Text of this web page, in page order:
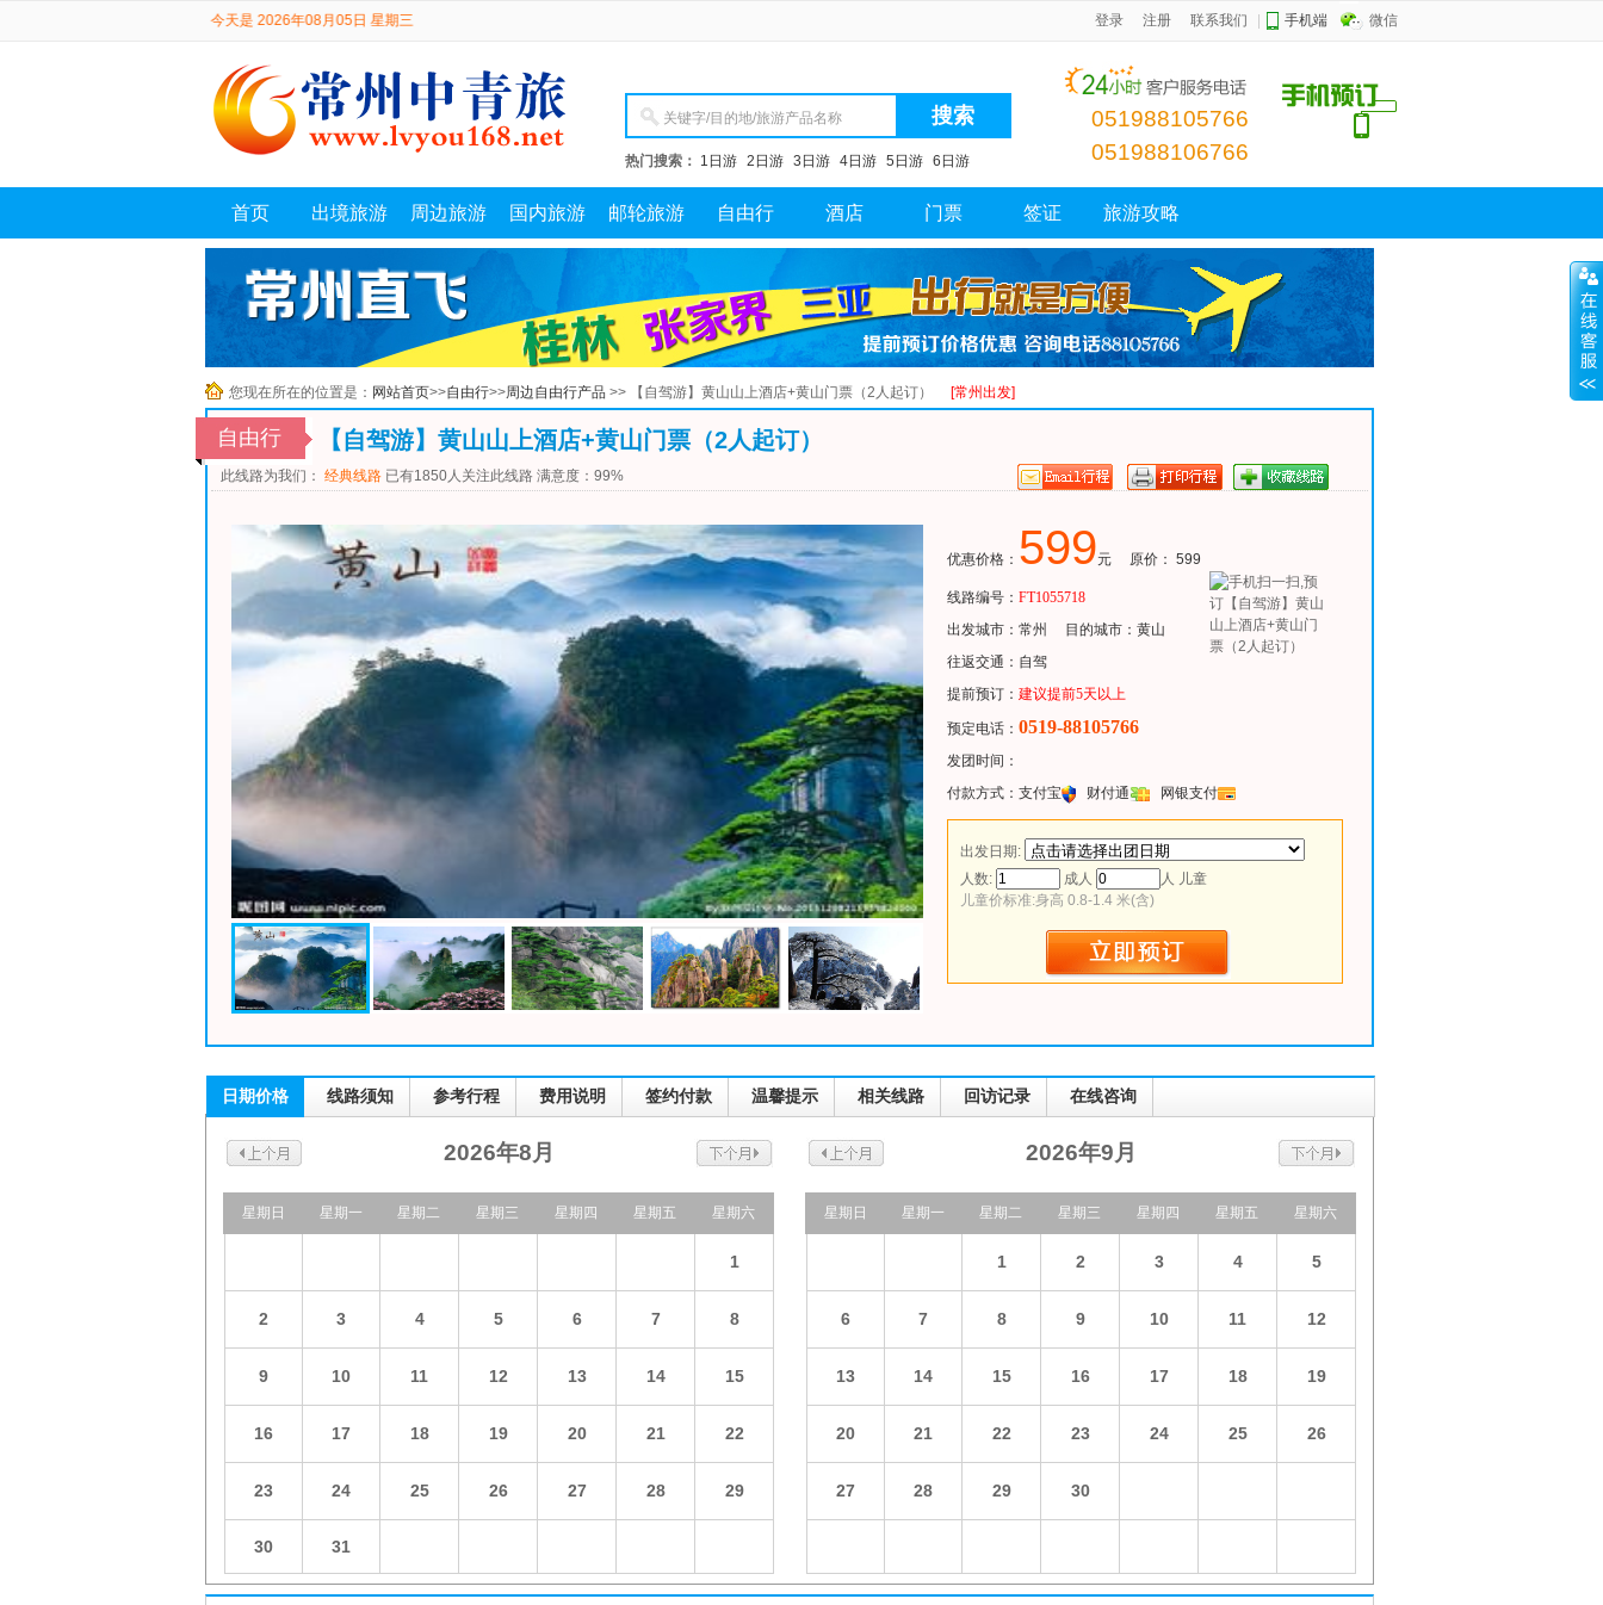
欢迎来到常州中青旅国际旅行社！旅游 门票 机票 酒店 会议 租车一站式服务！今天是 2026年08月05日 星期三
登录 注册 联系我们 手机端 微信
热门搜索： 1日游 2日游 3日游 4日游 5日游 6日游
051988105766
051988106766
首页 出境旅游 周边旅游 国内旅游 邮轮旅游 自由行 酒店 门票 签证 旅游攻略
您现在所在的位置是： 网站首页>>自由行>>周边自由行产品 >> 【自驾游】黄山山上酒店+黄山门票（2人起订） [常州出发]
自由行 【自驾游】黄山山上酒店+黄山门票（2人起订）
此线路为我们： 经典线路 已有1850人关注此线路 满意度： 99%
优惠价格： 599元 原价： 599
线路编号： FT1055718
出发城市： 常州
目的城市：黄山
往返交通：自驾
提前预订： 建议提前5天以上
预定电话： 0519-88105766
发团时间：
付款方式： 支付宝 财付通 网银支付
出发日期:
人数:
成人 人 儿童
儿童价标准:身高 0.8-1.4 米(含)
日期价格 线路须知 参考行程 费用说明 签约付款 温馨提示 相关线路 回访记录 在线咨询
2026年8月
星期日 星期一 星期二 星期三 星期四 星期五 星期六
1
2 3 4 5 6 7 8
9 10 11 12 13 14 15
16 17 18 19 20 21 22
23 24 25 26 27 28 29
30 31
2026年9月
星期日 星期一 星期二 星期三 星期四 星期五 星期六
1 2 3 4 5
6 7 8 9 10 11 12
13 14 15 16 17 18 19
20 21 22 23 24 25 26
27 28 29 30